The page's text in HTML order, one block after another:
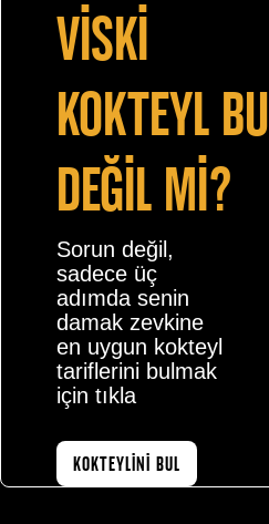
vİskİ
kokteyl bu
değİl mİ?
Sorun değil,
sadece üç
adımda senin
damak zevkine
en uygun kokteyl
tariflerini bulmak
için tıkla
KOKTEYLİNİ BUL